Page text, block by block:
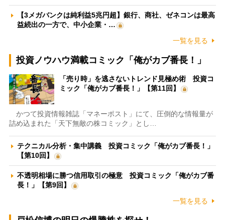
【3メガバンクは純利益5兆円超】銀行、商社、ゼネコンは最高
益続出の一方で、中小企業・…
一覧を見る
投資ノウハウ満載コミック「俺がカブ番長！」
「売り時」を逃さないトレンド見極め術 投資コ
ミック「俺がカブ番長！」【第11回】
かつて投資情報雑誌「マネーポスト」にて、圧倒的な情報量が
詰め込まれた「天下無敵の株コミック」とし…
テクニカル分析・集中講義 投資コミック「俺がカブ番長！」
【第10回】
不透明相場に勝つ信用取引の極意 投資コミック「俺がカブ番
長！」【第9回】
一覧を見る